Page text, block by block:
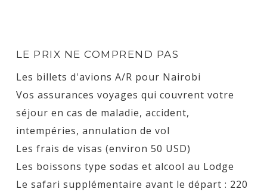
LE PRIX NE COMPREND PAS
Les billets d'avions A/R pour Nairobi
Vos assurances voyages qui couvrent votre
séjour en cas de maladie, accident,
intempéries, annulation de vol
Les frais de visas (environ 50 USD)
Les boissons type sodas et alcool au Lodge
Le safari supplémentaire avant le départ : 220